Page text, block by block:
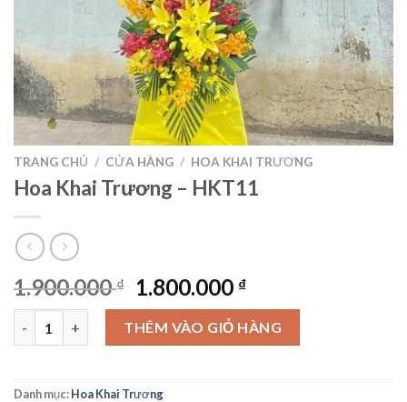
TRANG CHỦ / CỬA HÀNG / HOA KHAI TRƯƠNG
Hoa Khai Trương – HKT11
1.900.000₫
Giá
gốc
là:
1.900.000 ₫.
1.800.000 ₫Giá
hiện
tại
là:
1.800.000 ₫.
Hoa Khai Trương – HKT11 số lượng
THÊM VÀO GIỎ HÀNG
Danh mục:Hoa Khai Trương